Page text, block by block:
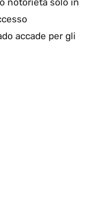
accade per gli